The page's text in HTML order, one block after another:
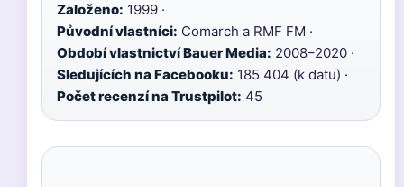
Založeno: 1999 ·
Původní vlastníci: Comarch a RMF FM ·
Období vlastnictví Bauer Media: 2008–2020 ·
Sledujících na Facebooku: 185 404 (k datu) ·
Počet recenzí na Trustpilot: 45